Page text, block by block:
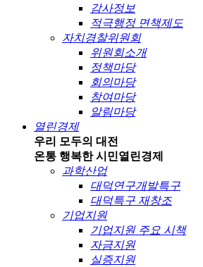
감사정보
적극행정 면책제도
자치경찰위원회
위원회소개
정책마당
회의마당
참여마당
알림마당
열린경제
우리 모두의 대전
온통 행복한 시민열린경제
과학산업
대덕연구개발특구
대덕특구 재창조
기업지원
기업지원 주요 시책
자금지원
실증지원